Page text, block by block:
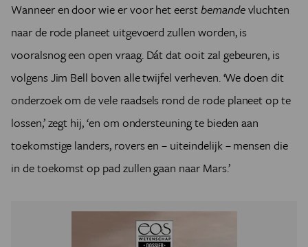
ESA’s technologiecentrum ESTEC in Noordwijk is het
parachuteprobleem inmiddels getraceerd en opgelost;
nieuwe tests staan voor komend najaar op het
programma. Daarnaast zal ESA de komende maanden
de zonnepanelen van Rosalind Franklin van nieuwe
scharnieren voorzien (die bleken ook kuren te
vertonen), en zullen er verschillende onderdelen
worden vervangen.
Rosalind Franklin, genoemd naar de Britse mede-
Russische ExoMars-project. Behalve met camera’s en
uitgerust met een boor die bodemmonsters kan nemen
op een diepte van 2 meter, voor onderzoek ter plaatse.
Wanneer en door wie er voor het eerstbemandevluchten
naar de rode planeet uitgevoerd zullen worden, is
vooralsnog een open vraag. Dát dat ooit zal gebeuren, is
volgens Jim Bell boven alle twijfel verheven. ‘We doen dit
onderzoek om de vele raadsels rond de rode planeet op te
lossen,’ zegt hij, ‘en om ondersteuning te bieden aan
toekomstige landers, rovers en – uiteindelijk – mensen die
in de toekomst op pad zullen gaan naar Mars.’